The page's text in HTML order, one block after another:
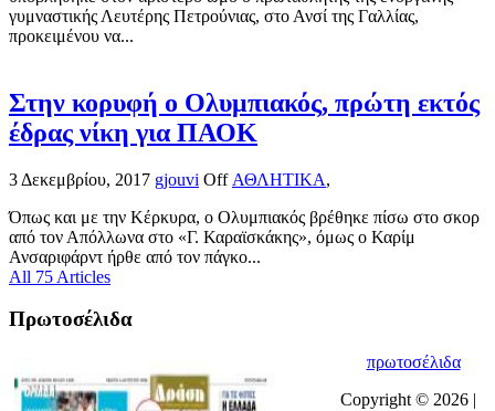
γυμναστικής Λευτέρης Πετρούνιας, στο Ανσί της Γαλλίας,
προκειμένου να...
Στην κορυφή ο Ολυμπιακός, πρώτη εκτός
έδρας νίκη για ΠΑΟΚ
3 Δεκεμβρίου, 2017 gjouvi Off ΑΘΛΗΤΙΚΑ,
Όπως και με την Κέρκυρα, ο Ολυμπιακός βρέθηκε πίσω στο σκορ
από τον Απόλλωνα στο «Γ. Καραϊσκάκης», όμως ο Καρίμ
Ανσαριφάρντ ήρθε από τον πάγκο...
All 75 Articles
Πρωτοσέλιδα
πρωτοσέλιδα
Copyright © 2026 |